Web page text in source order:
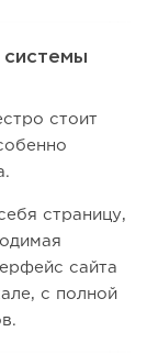
стоит
страницу,
сайта
с полной